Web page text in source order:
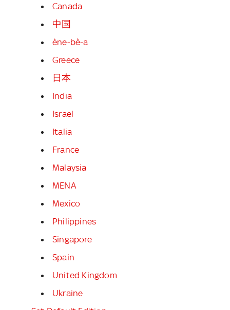
Canada
中国
ène-bè-a
Greece
日本
India
Israel
Italia
France
Malaysia
MENA
Mexico
Philippines
Singapore
Spain
United Kingdom
Ukraine